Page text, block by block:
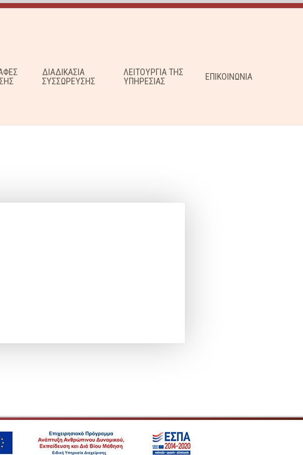
ΔΙΑΔΙΚΑΣΙΑ
ΣΥΣΣΩΡΕΥΣΗΣ
ΛΕΙΤΟΥΡΓΙΑ ΤΗΣ
ΥΠΗΡΕΣΙΑΣ
ΕΠΙΚΟΙΝΩΝΙΑ